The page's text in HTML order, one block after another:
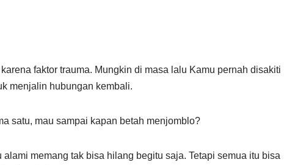
faktor trauma. Mungkin di masa lalu Kamu pernah disakiti
menjalin hubungan kembali.
satu, mau sampai kapan betah menjomblo?
memang tak bisa hilang begitu saja. Tetapi semua itu bisa